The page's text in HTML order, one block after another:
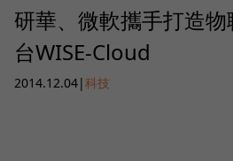
研華、微軟攜手打造
台WISE-Cloud
2014.12.04|科技